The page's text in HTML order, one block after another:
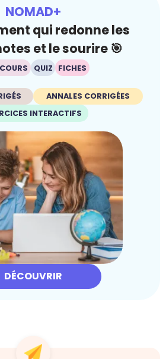
NOMAD+
qui redonne les
et le sourire 🎯
QUIZ FICHES
ANNALES CORRIGÉES
INTERACTIFS
DÉCOUVRIR